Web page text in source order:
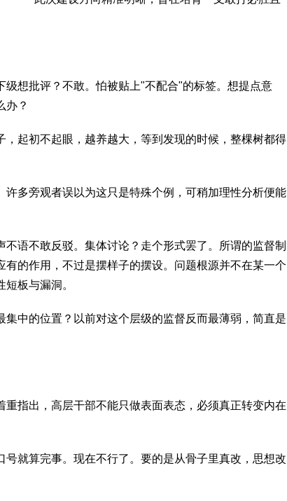
级想批评？不敢。怕被贴上"不配合"的标签。想提点意
办？
起初不起眼，越养越大，等到发现的时候，整棵树都得
多旁观者误以为这只是特殊个例，可稍加理性分析便能
语不敢反驳。集体讨论？走个形式罢了。所谓的监督制
的作用，不过是摆样子的摆设。问题根源并不在某一个
板与漏洞。
中的位置？以前对这个层级的监督反而最薄弱，简直是
指出，高层干部不能只做表面表态，必须真正转变内在
就算完事。现在不行了。要的是从骨子里真改，思想改